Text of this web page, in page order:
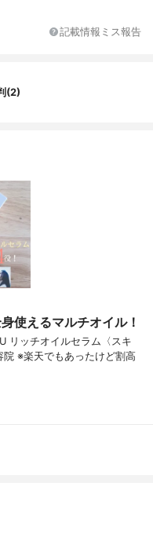
記載情報ミス報告
(2)
使えるマルチオイル！
リッチオイルセラム〈スキ
※楽天でもあったけど割高